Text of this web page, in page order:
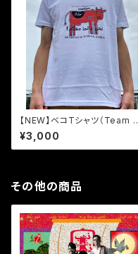
【NEW】ベコTシャツ（Team B
ekoとのコラボTシャツ）
¥3,000
その他の商品